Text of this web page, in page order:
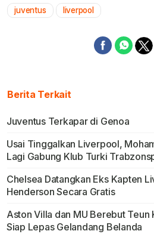
juventus liverpool
Berita Terkait
Juventus Terkapar di Genoa
Usai Tinggalkan Liverpool,
Lagi Gabung Klub Turki
Chelsea Datangkan Eks Kapten
Henderson Secara Gratis
Aston Villa dan MU Berebut
Siap Lepas Gelandang Belanda